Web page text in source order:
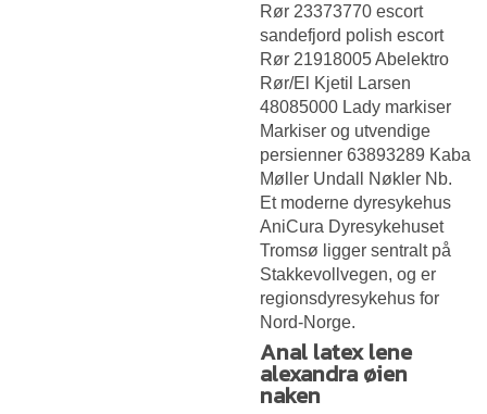
Rør 23373770 escort
sandefjord polish escort
Rør 21918005 Abelektro
Rør/El Kjetil Larsen
48085000 Lady markiser
Markiser og utvendige
persienner 63893289 Kaba
Møller Undall Nøkler Nb.
Et moderne dyresykehus
AniCura Dyresykehuset
Tromsø ligger sentralt på
Stakkevollvegen, og er
regionsdyresykehus for
Nord-Norge.
Anal latex lene
alexandra øien
naken